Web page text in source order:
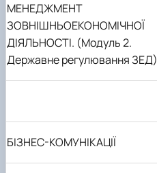
МЕНЕДЖМЕНТ
ЗОВНІШНЬОЕКОНОМІЧНОЇ
ДІЯЛЬНОСТІ. (Модуль 2.
Державне регулювання ЗЕД)
БІЗНЕС-КОМУНІКАЦІЇ